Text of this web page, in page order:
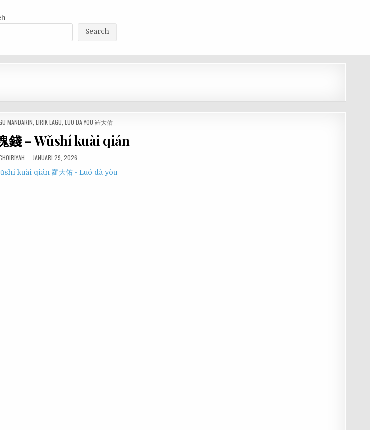
Search
MANDARIN LIRIK LAGU LUO DA YOU 羅大佑
錢 – Wǔshí kuài qián
JANUARI 29, 2026